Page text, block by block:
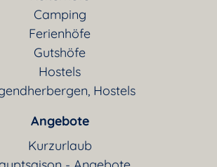
Camping
Ferienhöfe
Gutshöfe
Hostels
Hostels
Angebote
Kurzurlaub